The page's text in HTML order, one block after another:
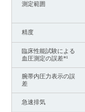
測定範囲
精度
臨床性能試験による
血圧測定の誤差*¹
腕帯内圧力表示の誤
差
急速排気